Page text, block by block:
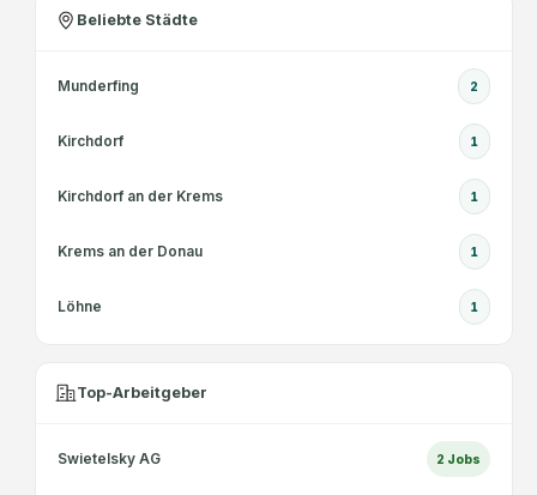
Beliebte Städte
Munderfing 2
Kirchdorf 1
Kirchdorf an der Krems 1
Krems an der Donau 1
Löhne 1
Top-Arbeitgeber
Swietelsky AG 2 Jobs